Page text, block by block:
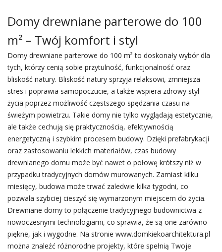
Domy drewniane parterowe do 100
m² – Twój komfort i styl
Domy drewniane parterowe do 100 m² to doskonały wybór dla
tych, którzy cenią sobie przytulność, funkcjonalność oraz
bliskość natury. Bliskość natury sprzyja relaksowi, zmniejsza
stres i poprawia samopoczucie, a także wspiera zdrowy styl
życia poprzez możliwość częstszego spędzania czasu na
świeżym powietrzu. Takie domy nie tylko wyglądają estetycznie,
ale także cechują się praktycznością, efektywnością
energetyczną i szybkim procesem budowy. Dzięki prefabrykacji
oraz zastosowaniu lekkich materiałów, czas budowy
drewnianego domu może być nawet o połowę krótszy niż w
przypadku tradycyjnych domów murowanych. Zamiast kilku
miesięcy, budowa może trwać zaledwie kilka tygodni, co
pozwala szybciej cieszyć się wymarzonym miejscem do życia.
Drewniane domy to połączenie tradycyjnego budownictwa z
nowoczesnymi technologiami, co sprawia, że są one zarówno
piękne, jak i wygodne. Na stronie www.domkiekoarchitektura.pl
można znaleźć różnorodne projekty, które spełnią Twoje